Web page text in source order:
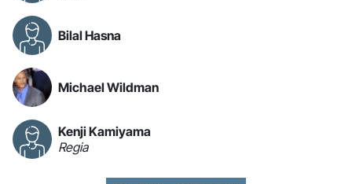
Bilal Hasna
Michael Wildman
Kenji Kamiyama
Regia